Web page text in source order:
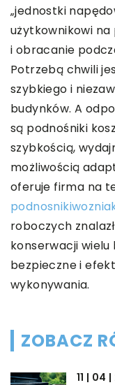
„jednostki
użytkownikowi na
i obracanie
Potrzebą chwili
szybkiego i
budynków. A
są podnośniki
szybkością,
możliwością
oferuje firma na
roboczych
konserwacji
bezpieczne i
wykonywania.
ZOBACZ
11 | 04